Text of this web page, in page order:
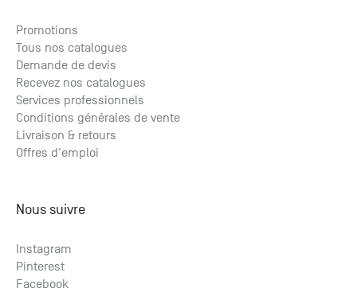
Promotions
Tous nos catalogues
Demande de devis
Recevez nos catalogues
Services professionnels
Conditions générales de vente
Livraison & retours
Offres d'emploi
Nous suivre
Instagram
Pinterest
Facebook